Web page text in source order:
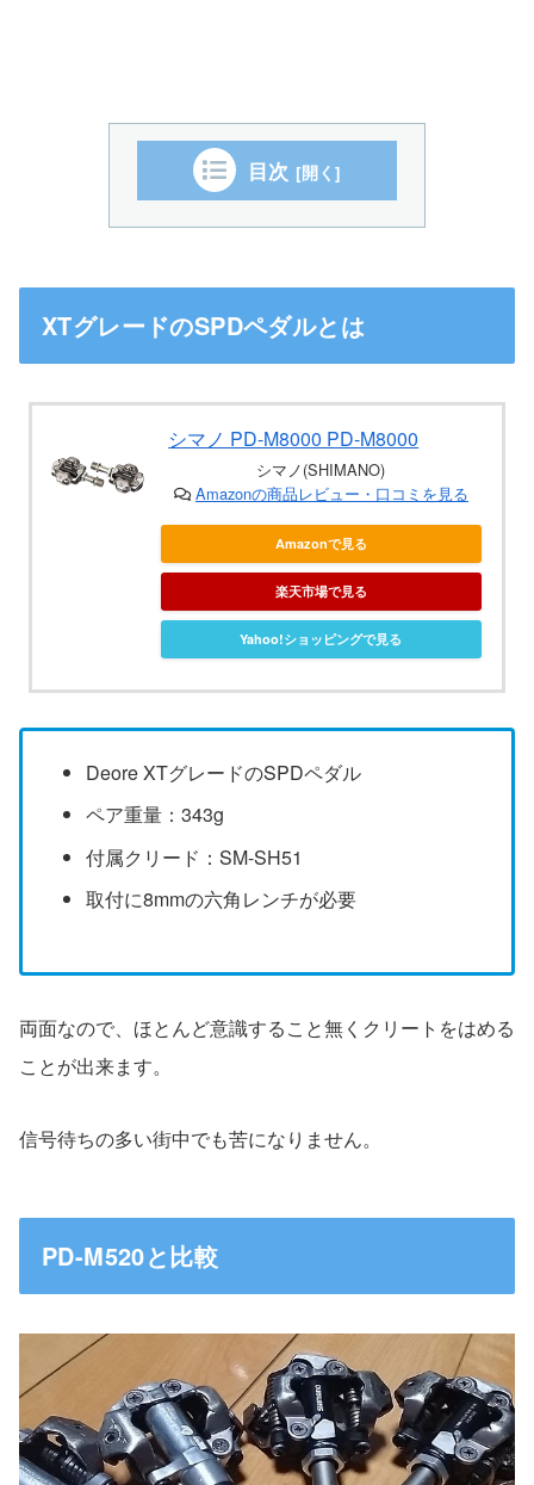
目次
XTグレードのSPDペダルとは
シマノ PD-M8000 PD-M8000
シマノ(SHIMANO)
Amazonの商品レビュー・口コミを見る
Amazonで見る
楽天市場で見る
Yahoo!ショッピングで見る
Deore XTグレードのSPDペダル
ペア重量：343g
付属クリード：SM-SH51
取付に8mmの六角レンチが必要
両面なので、ほとんど意識すること無くクリートをはめる
ことが出来ます。
信号待ちの多い街中でも苦になりません。
PD-M520と比較